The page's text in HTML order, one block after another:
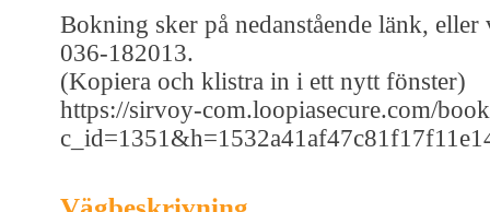
Bokning sker på nedanstående länk, eller
036-182013.
(Kopiera och klistra in i ett nytt fönster)
https://sirvoy-com.loopiasecure.com/